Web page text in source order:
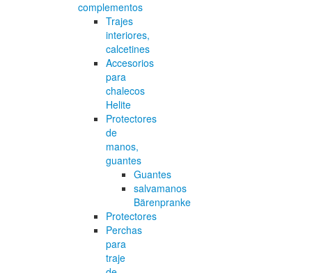
complementos
Trajes
interiores,
calcetines
Accesorios
para
chalecos
Helite
Protectores
de
manos,
guantes
Guantes
salvamanos
Bärenpranke
Protectores
Perchas
para
traje